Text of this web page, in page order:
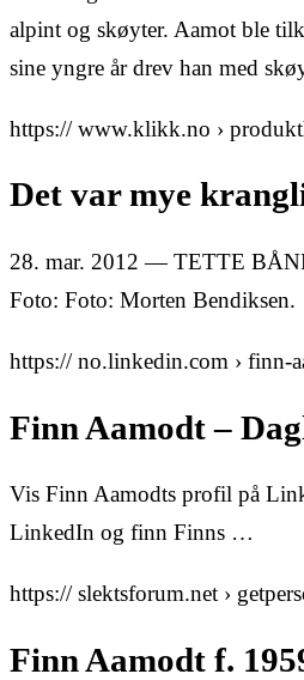
alpint og skøyter. Aamot ble
sine yngre år drev han med
https:// www.klikk.no ›
Det var mye
28. mar. 2012 — TETTE
Foto: Foto: Morten Bendiksen.
https:// no.linkedin.com › finn-
Finn Aamodt –
Vis Finn Aamodts profil på
LinkedIn og finn Finns …
https:// slektsforum.net ›
Finn Aamodt f.